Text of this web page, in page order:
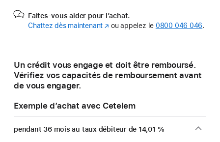
Faites-vous aider pour l’achat.
Chattez dès maintenant (s’ouvre
fenêtre)
ou appelez le 0800 046 046.
Un crédit vous engage et doit être remboursé.
Vérifiez vos capacités de remboursement avant
de vous engager.
Exemple d’achat avec Cetelem
pendant 36 mois au taux débiteur de 14,01 %